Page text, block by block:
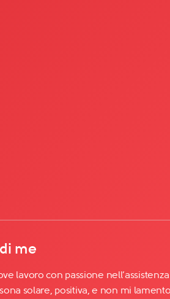
Più
me
lavoro con passione nell’assistenza
solare, positiva, e non mi